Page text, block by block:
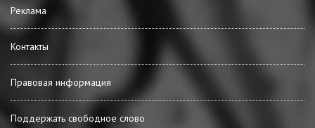
Реклама
Контакты
Правовая информация
Поддержать свободное слово